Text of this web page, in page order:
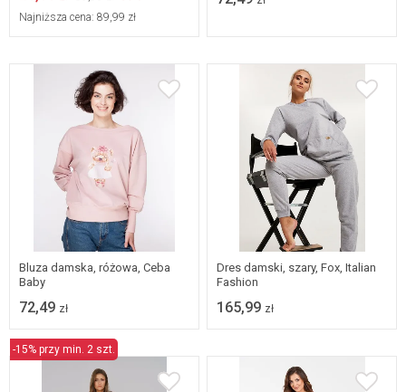
Najniższa cena: 89,99 zł
S/M L/XL
Bluza damska, różowa, Ceba
Baby
72,49 zł
M XL
Dres damski, szary, Fox, Italian
Fashion
165,99 zł
-15% przy min. 2 szt.